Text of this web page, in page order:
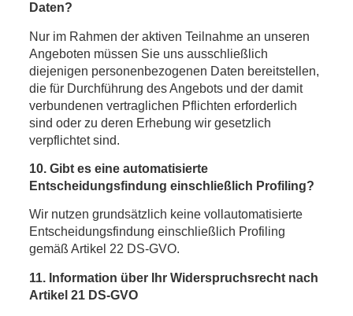
Daten?
Nur im Rahmen der aktiven Teilnahme an unseren
Angeboten müssen Sie uns ausschließlich
diejenigen personenbezogenen Daten bereitstellen,
die für Durchführung des Angebots und der damit
verbundenen vertraglichen Pflichten erforderlich
sind oder zu deren Erhebung wir gesetzlich
verpflichtet sind.
10. Gibt es eine automatisierte
Entscheidungsfindung einschließlich Profiling?
Wir nutzen grundsätzlich keine vollautomatisierte
Entscheidungsfindung einschließlich Profiling
gemäß Artikel 22 DS-GVO.
11. Information über Ihr Widerspruchsrecht nach
Artikel 21 DS-GVO